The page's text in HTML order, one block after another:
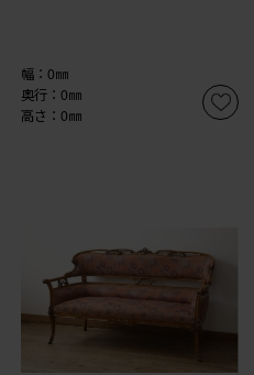
幅：0㎜
奥行：0㎜
高さ：0㎜